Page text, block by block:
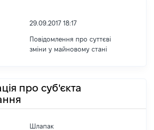
29.09.2017 18:17
Повідомлення про суттєві
зміни y майновому стані
про суб'єкта
Шлапак